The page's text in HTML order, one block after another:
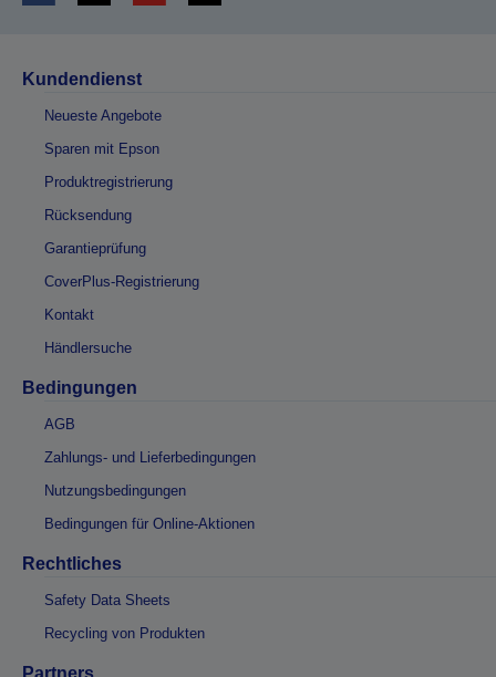
Kundendienst
Neueste Angebote
Sparen mit Epson
Produktregistrierung
Rücksendung
Garantieprüfung
CoverPlus-Registrierung
Kontakt
Händlersuche
Bedingungen
AGB
Zahlungs- und Lieferbedingungen
Nutzungsbedingungen
Bedingungen für Online-Aktionen
Rechtliches
Safety Data Sheets
Recycling von Produkten
Partners